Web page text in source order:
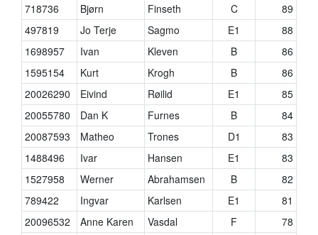
718736
Bjørn Finseth C
89
497819
Jo Terje Sagmo E1
88
1698957
Ivan Kleven B
86
1595154
Kurt Krogh B
86
20026290
Eivind Røilid E1
85
20055780
Dan K Furnes B
84
20087593
Matheo Trones D1
83
1488496
Ivar Hansen E1
83
1527958
Werner Abrahamsen B
82
789422
Ingvar Karlsen E1
81
20096532
Anne Karen Vasdal F
78